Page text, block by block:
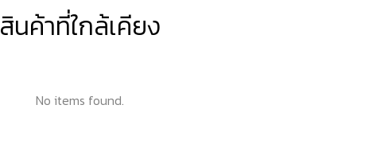
สินค้าที่ใกล้เคียง
No items found.